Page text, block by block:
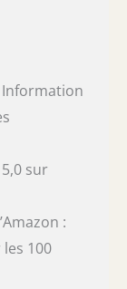
Information
sur
:
les 100